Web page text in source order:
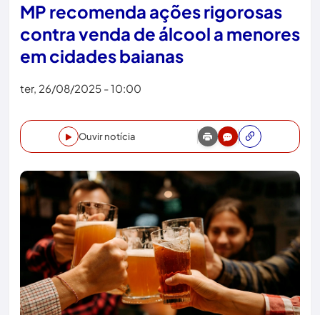
MP recomenda ações rigorosas
contra venda de álcool a menores
em cidades baianas
ter, 26/08/2025 - 10:00
Ouvir notícia